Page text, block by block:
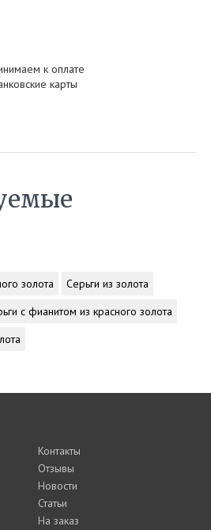
к оплате
карты
золота
Серьги из золота
с фианитом из красного золота
Контакты
Отзывы
Новости
Статьи
На заказ